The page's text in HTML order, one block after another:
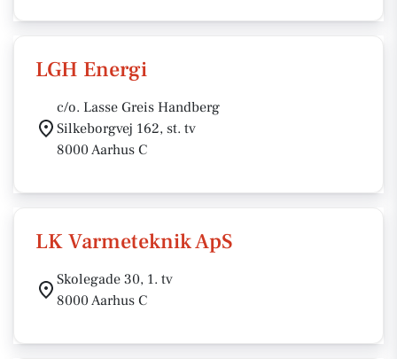
LGH Energi
c/o. Lasse Greis Handberg
Silkeborgvej 162, st. tv
8000 Aarhus C
LK Varmeteknik ApS
Skolegade 30, 1. tv
8000 Aarhus C